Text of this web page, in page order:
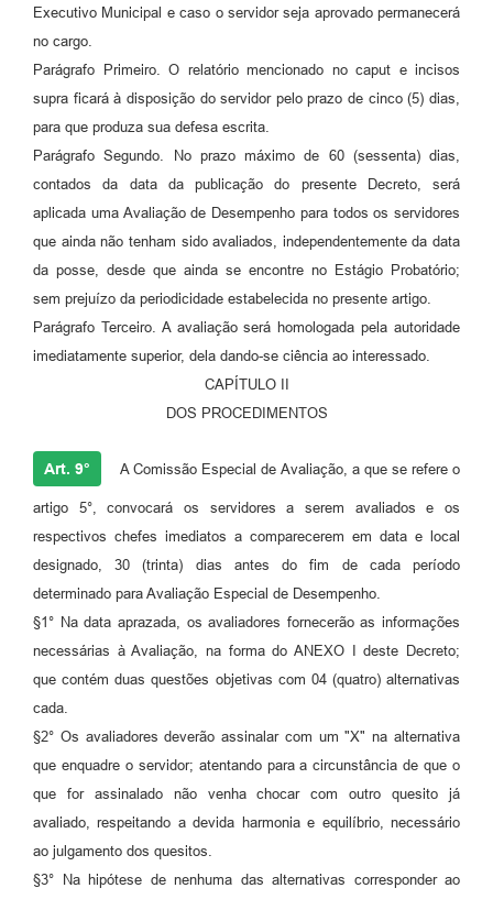
Executivo Municipal e caso o servidor seja aprovado permanecerá
no cargo.
Parágrafo Primeiro. O relatório mencionado no caput e incisos
supra ficará à disposição do servidor pelo prazo de cinco (5) dias,
para que produza sua defesa escrita.
Parágrafo Segundo. No prazo máximo de 60 (sessenta) dias,
contados da data da publicação do presente Decreto, será
aplicada uma Avaliação de Desempenho para todos os servidores
que ainda não tenham sido avaliados, independentemente da data
da posse, desde que ainda se encontre no Estágio Probatório;
sem prejuízo da periodicidade estabelecida no presente artigo.
Parágrafo Terceiro. A avaliação será homologada pela autoridade
imediatamente superior, dela dando-se ciência ao interessado.
CAPÍTULO II
DOS PROCEDIMENTOS
Art. 9° A Comissão Especial de Avaliação, a que se refere o
artigo 5°, convocará os servidores a serem avaliados e os
respectivos chefes imediatos a comparecerem em data e local
designado, 30 (trinta) dias antes do fim de cada período
determinado para Avaliação Especial de Desempenho.
§1° Na data aprazada, os avaliadores fornecerão as informações
necessárias à Avaliação, na forma do ANEXO I deste Decreto;
que contém duas questões objetivas com 04 (quatro) alternativas
cada.
§2° Os avaliadores deverão assinalar com um "X" na alternativa
que enquadre o servidor; atentando para a circunstância de que o
que for assinalado não venha chocar com outro quesito já
avaliado, respeitando a devida harmonia e equilíbrio, necessário
ao julgamento dos quesitos.
§3° Na hipótese de nenhuma das alternativas corresponder ao